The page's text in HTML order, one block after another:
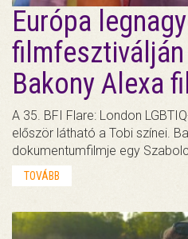
Európa
Bakony Alexa
A 35. BFI Flare: London
először látható a Tobi színei.
dokumentumfilmje egy
TOVÁBB